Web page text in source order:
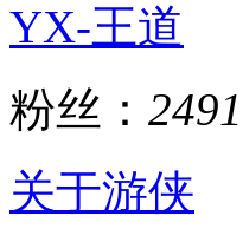
YX-王道
粉丝： 2491
关于游侠